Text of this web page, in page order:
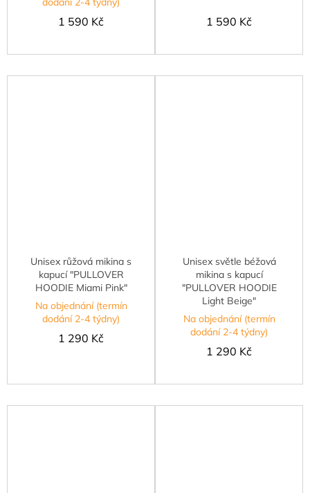
1 590 Kč 1 590 Kč
Unisex růžová mikina s
kapucí "PULLOVER
HOODIE Miami Pink"
Na objednání (termín
dodání 2-4 týdny)
1 290 Kč
Unisex světle béžová
mikina s kapucí
"PULLOVER HOODIE
Light Beige"
Na objednání (termín
dodání 2-4 týdny)
1 290 Kč